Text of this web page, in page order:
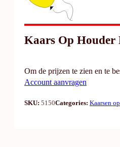
Kaars Op Houder
Om de prijzen te zien en te
Account aanvragen
SKU: 5150Categories: Kaarsen